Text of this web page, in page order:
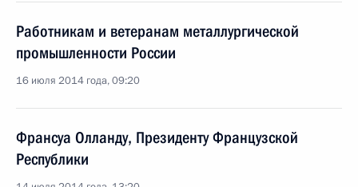
Работникам и ветеранам металлургической
промышленности России
16 июля 2014 года, 09:20
Франсуа Олланду, Президенту Французской
Республики